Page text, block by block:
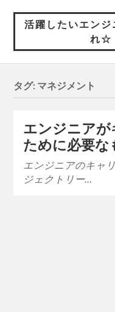
活躍したいエンジ
れ☆
タグ: マネジメント
エンジニア
ために必要な
エンジニアのキャ
ジェクトリー…